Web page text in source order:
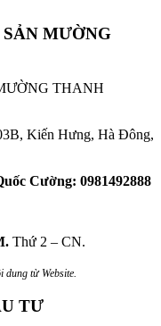
MƯỜNG
THANH
Kiến Hưng, Hà Đông,
Cường: 0981492888
Thứ 2 – CN.
từ Website.
TƯ